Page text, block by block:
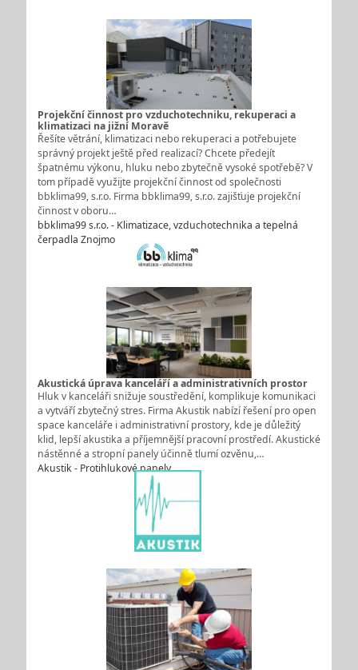
Projekční činnost pro vzduchotechniku, rekuperaci a
klimatizaci na jižní Moravě
Řešíte větrání, klimatizaci nebo rekuperaci a potřebujete
správný projekt ještě před realizací? Chcete předejít
špatnému výkonu, hluku nebo zbytečně vysoké spotřebě? V
tom případě využijte projekční činnost od společnosti
bbklima99, s.r.o. Firma bbklima99, s.r.o. zajišťuje projekční
činnost v oboru…
bbklima99 s.r.o. - Klimatizace, vzduchotechnika a tepelná
čerpadla Znojmo
Akustická úprava kanceláří a administrativních prostor
Hluk v kanceláři snižuje soustředění, komplikuje komunikaci
a vytváří zbytečný stres. Firma Akustik nabízí řešení pro open
space kanceláře i administrativní prostory, kde je důležitý
klid, lepší akustika a příjemnější pracovní prostředí. Akustické
nástěnné a stropní panely účinně tlumí ozvěnu,…
Akustik - Protihlukové panely